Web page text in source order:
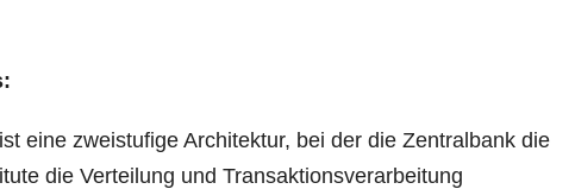
eine zwei­stu­fi­ge Archi­tek­tur, bei der die Zen­tral­bank die
die Ver­tei­lung und Trans­ak­ti­ons­ver­ar­bei­tung